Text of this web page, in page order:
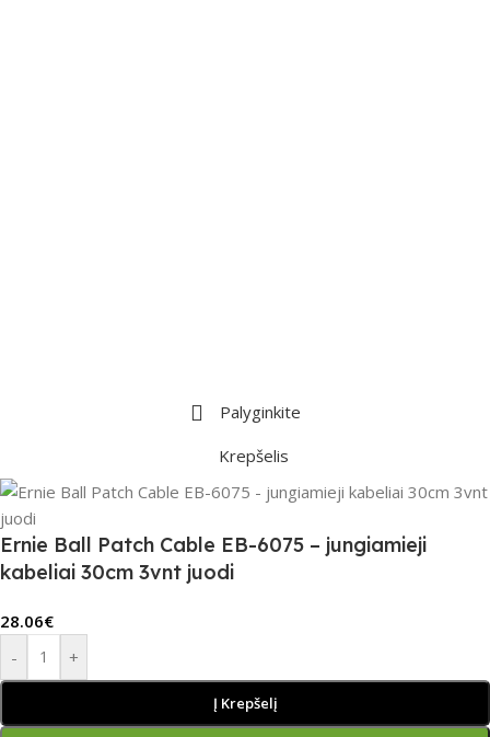
Palyginkite
Krepšelis
Ernie Ball Patch Cable EB-6075 – jungiamieji
kabeliai 30cm 3vnt juodi
28.06€
-
+
Į Krepšelį